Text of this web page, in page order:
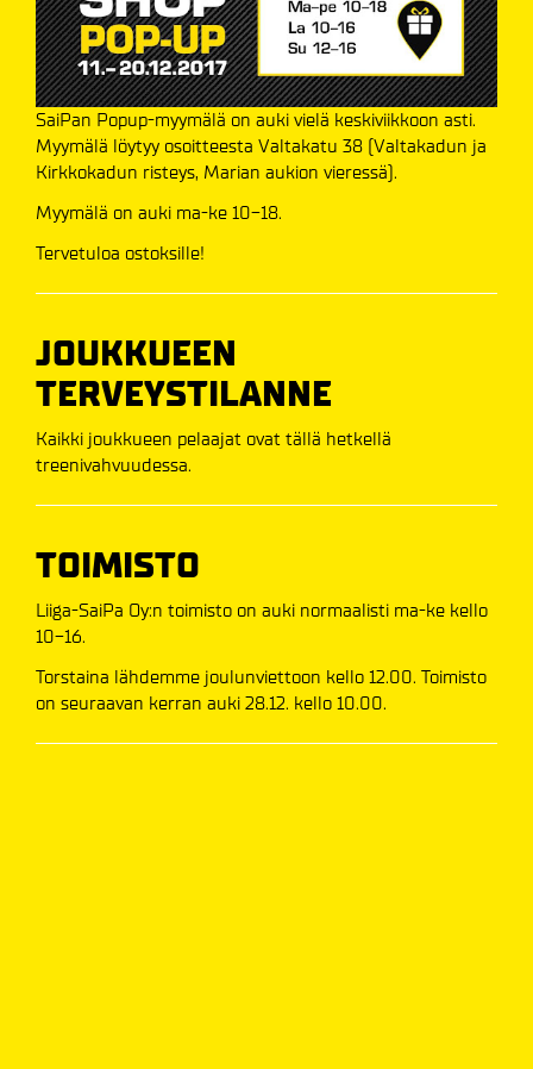
SaiPan Popup-myymälä on auki vielä keskiviikkoon asti.
Myymälä löytyy osoitteesta Valtakatu 38 (Valtakadun ja
Kirkkokadun risteys, Marian aukion vieressä).
Myymälä on auki ma-ke 10-18.
Tervetuloa ostoksille!
JOUKKUEEN
TERVEYSTILANNE
Kaikki joukkueen pelaajat ovat tällä hetkellä
treenivahvuudessa.
TOIMISTO
Liiga-SaiPa Oy:n toimisto on auki normaalisti ma-ke kello
10-16.
Torstaina lähdemme joulunviettoon kello 12.00. Toimisto
on seuraavan kerran auki 28.12. kello 10.00.